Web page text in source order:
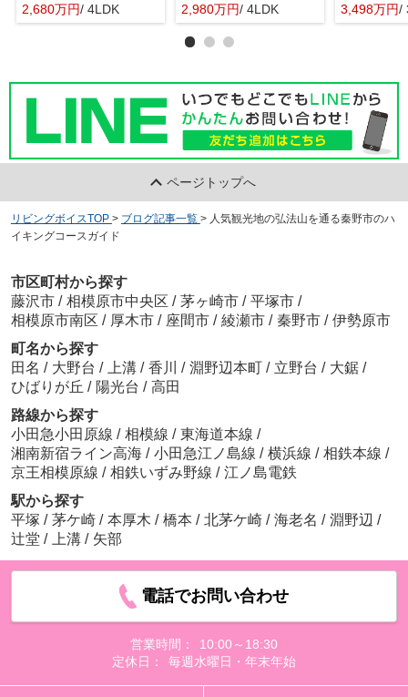
2,680万円/ 4LDK
2,980万円/ 4LDK 3,498万円/
ページトップへ
リビングボイスTOP > ブログ記事一覧 > 人気観光地の弘法山を通る秦野市のハ
イキングコースガイド
市区町村から探す
藤沢市 / 相模原市中央区 / 茅ヶ崎市 / 平塚市 /
相模原市南区 / 厚木市 / 座間市 / 綾瀬市 / 秦野市 / 伊勢原市
町名から探す
田名 / 大野台 / 上溝 / 香川 / 淵野辺本町 / 立野台 / 大鋸 /
ひばりが丘 / 陽光台 / 高田
路線から探す
小田急小田原線 / 相模線 / 東海道本線 /
湘南新宿ライン高海 / 小田急江ノ島線 / 横浜線 / 相鉄本線 /
京王相模原線 / 相鉄いずみ野線 / 江ノ島電鉄
駅から探す
平塚 / 茅ケ崎 / 本厚木 / 橋本 / 北茅ケ崎 / 海老名 / 淵野辺 /
辻堂 / 上溝 / 矢部
電話でお問い合わせ
営業時間：
10:00～18:30
定休日：
毎週水曜日・年末年始